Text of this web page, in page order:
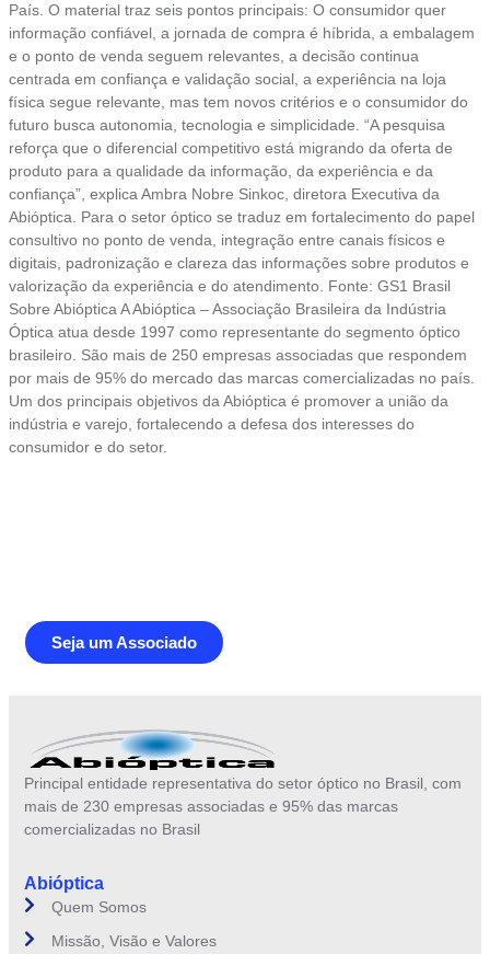
País. O material traz seis pontos principais: O consumidor quer
informação confiável, a jornada de compra é híbrida, a embalagem
e o ponto de venda seguem relevantes, a decisão continua
centrada em confiança e validação social, a experiência na loja
física segue relevante, mas tem novos critérios e o consumidor do
futuro busca autonomia, tecnologia e simplicidade. “A pesquisa
reforça que o diferencial competitivo está migrando da oferta de
produto para a qualidade da informação, da experiência e da
confiança”, explica Ambra Nobre Sinkoc, diretora Executiva da
Abióptica. Para o setor óptico se traduz em fortalecimento do papel
consultivo no ponto de venda, integração entre canais físicos e
digitais, padronização e clareza das informações sobre produtos e
valorização da experiência e do atendimento. Fonte: GS1 Brasil
Sobre Abióptica A Abióptica – Associação Brasileira da Indústria
Óptica atua desde 1997 como representante do segmento óptico
brasileiro. São mais de 250 empresas associadas que respondem
por mais de 95% do mercado das marcas comercializadas no país.
Um dos principais objetivos da Abióptica é promover a união da
indústria e varejo, fortalecendo a defesa dos interesses do
consumidor e do setor.
Seja um Associado
Principal entidade representativa do setor óptico no Brasil, com
mais de 230 empresas associadas e 95% das marcas
comercializadas no Brasil
Abióptica
Quem Somos
Missão, Visão e Valores